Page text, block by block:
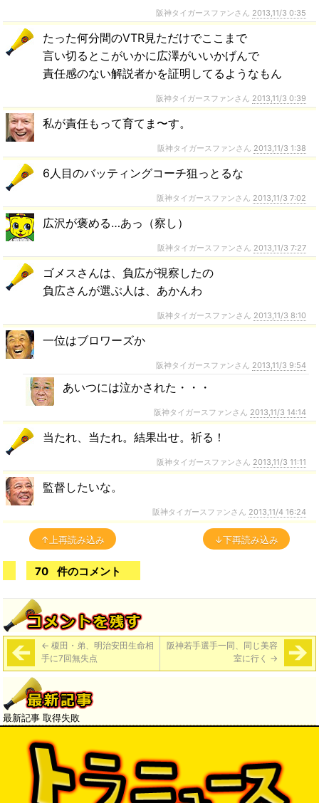
阪神タイガースファンさん 2013,11/3 0:35
たった何分間のVTR見ただけでここまで
言い切るとこがいかに広澤がいいかげんで
責任感のない解説者かを証明してるようなもん
阪神タイガースファンさん 2013,11/3 0:39
私が責任もって育てま〜す。
阪神タイガースファンさん 2013,11/3 1:38
6人目のバッティングコーチ狙っとるな
阪神タイガースファンさん 2013,11/3 7:02
広沢が褒める…あっ（察し）
阪神タイガースファンさん 2013,11/3 7:27
ゴメスさんは、負広が視察したの
負広さんが選ぶ人は、あかんわ
阪神タイガースファンさん 2013,11/3 8:10
一位はブロワーズか
阪神タイガースファンさん 2013,11/3 9:54
あいつには泣かされた・・・
阪神タイガースファンさん 2013,11/3 14:14
当たれ、当たれ。結果出せ。祈る！
阪神タイガースファンさん 2013,11/3 11:11
監督したいな。
阪神タイガースファンさん 2013,11/4 16:24
↑上再読み込み ↓下再読み込み
70 件のコメント
← 榎田・弟、明治安田生命相
手に7回無失点
阪神若手選手一同、同じ美容
室に行く →
最新記事 取得失敗